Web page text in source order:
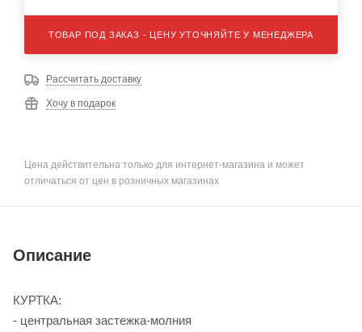
ТОВАР ПОД ЗАКАЗ - ЦЕНУ УТОЧНЯЙТЕ У МЕНЕДЖЕРА
Рассчитать доставку
Хочу в подарок
Цена действительна только для интернет-магазина и может
отличаться от цен в розничных магазинах
Описание
КУРТКА:
- центральная застежка-молния